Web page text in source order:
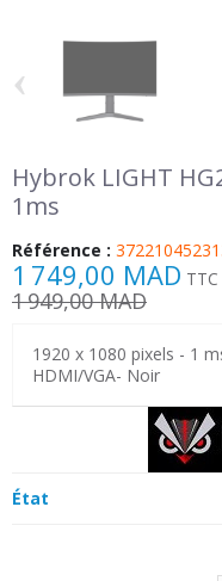
‹
Hybrok LIGHT
1ms
Référence :
1 749,00 MAD TTC
1 949,00 MAD
1920 x 1080 pixels - 1
HDMI/VGA- Noir
État